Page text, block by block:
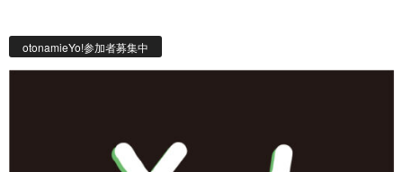
otonamieYo!参加者募集中